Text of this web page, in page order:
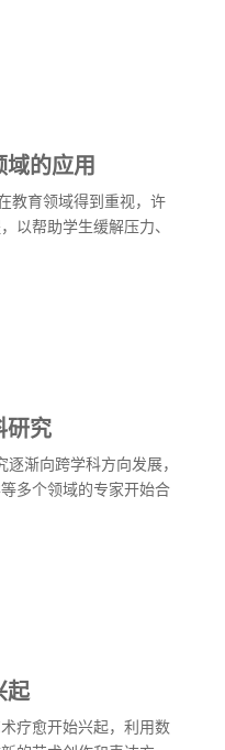
域的应用
教育领域得到重视，许
以帮助学生缓解压力、
研究
渐向跨学科方向发展，
多个领域的专家开始合
起
疗愈开始兴起，利用数